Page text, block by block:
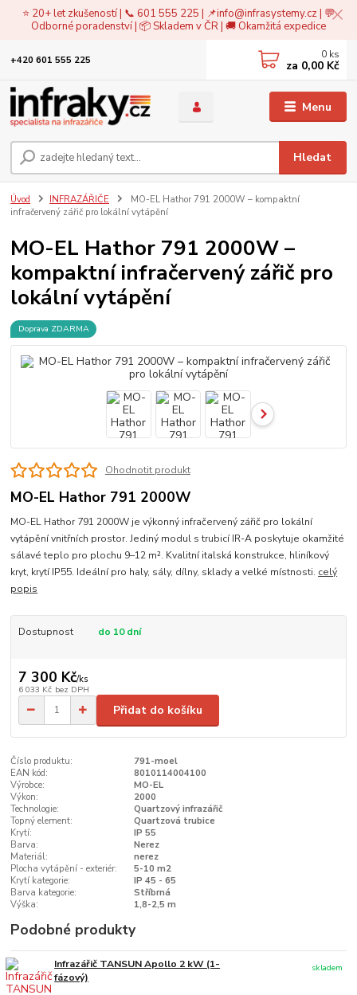
⭐ 20+ let zkušeností | 📞 601 555 225 | 📌info@infrasystemy.cz| 💬
Odborné poradenství | 📦 Skladem v ČR | 🚚 Okamžitá expedice
Menu
Hledat
+420 601 555 225 0 ks
za 0,00 Kč
Úvod INFRAZÁŘIČE
MO-EL Hathor 791 2000W – kompaktní
infračervený zářič pro lokální vytápění
MO-EL Hathor 791 2000W –
kompaktní infračervený zářič pro
lokální vytápění
Doprava ZDARMA
Ohodnotit produkt
MO-EL Hathor 791 2000W
MO-EL Hathor 791 2000W je výkonný infračervený zářič pro lokální
vytápění vnitřních prostor. Jediný modul s trubicí IR-A poskytuje okamžité
sálavé teplo pro plochu 9–12 m². Kvalitní italská konstrukce, hliníkový
kryt, krytí IP55. Ideální pro haly, sály, dílny, sklady a velké místnosti. celý
popis
Dostupnost do 10 dní
7 300 Kč/ks
6 033 Kč bez DPH
Přidat do košíku
Číslo produktu:
791-moel
EAN kód:
8010114004100
Výrobce:
MO-EL
Výkon:
2000
Technologie:
Quartzový infrazářič
Topný element:
Quartzová trubice
Krytí:
IP 55
Barva:
Nerez
Materiál:
nerez
Plocha vytápění - exteriér:
5-10 m2
Krytí kategorie:
IP 45 - 65
Barva kategorie:
Stříbrná
Výška:
1,8-2,5 m
Podobné produkty
Infrazářič TANSUN Apollo 2 kW (1-
fázový)
skladem